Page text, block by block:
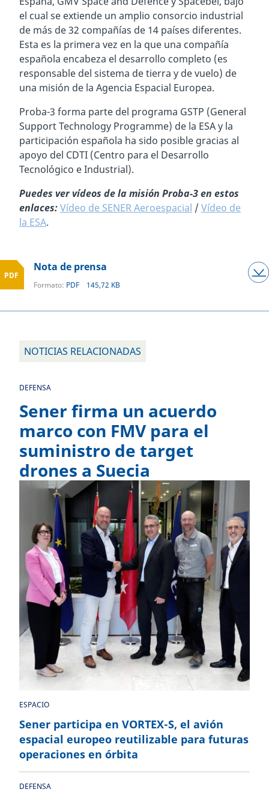
el cual se extiende un amplio consorcio industrial
de más de 32 compañías de 14 países diferentes.
Esta es la primera vez en la que una compañía
española encabeza el desarrollo completo (es
responsable del sistema de tierra y de vuelo) de
una misión de la Agencia Espacial Europea.
Proba-3 forma parte del programa GSTP (General
Support Technology Programme) de la ESA y la
participación española ha sido posible gracias al
apoyo del CDTI (Centro para el Desarrollo
Tecnológico e Industrial).
Puedes ver vídeos de la misión Proba-3 en estos
enlaces:Vídeo de SENER Aeroespacial / Vídeo de
la ESA.
PDF
Nota de prensa
Formato: PDF 145,72 KB
NOTICIAS RELACIONADAS
DEFENSA
Sener firma un acuerdo
marco con FMV para el
suministro de target
drones a Suecia
ESPACIO
Sener participa en VORTEX-S, el avión
espacial europeo reutilizable para futuras
operaciones en órbita
DEFENSA